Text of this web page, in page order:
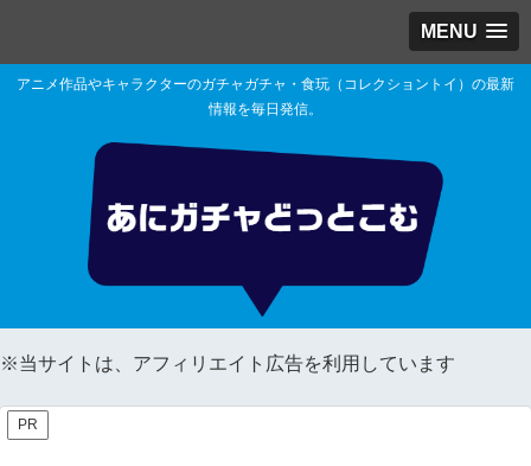
MENU
アニメ作品やキャラクターのガチャガチャ・食玩（コレクショントイ）の最新
情報を毎日発信。
※当サイトは、アフィリエイト広告を利用しています
PR